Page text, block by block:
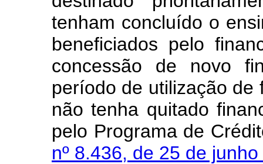
tenham concluído o
beneficiados pelo
concessão de novo
período de utilização de
não tenha quitado
pelo Programa de
nº 8.436, de 25 de